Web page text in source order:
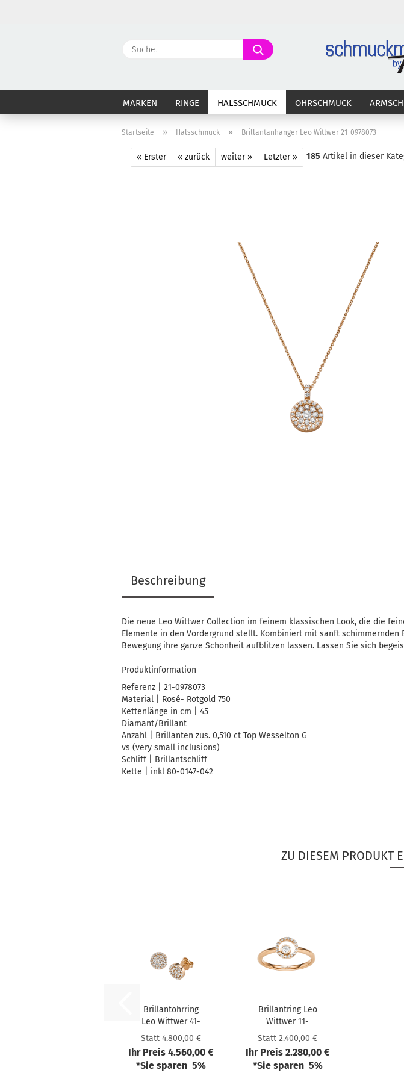
Suche...
MARKEN RINGE HALSSCHMUCK OHRSCHMUCK
Startseite » Halsschmuck » Brillantanhänger Leo Wittwer 21-0978073
« Erster « zurück weiter » Letzter » 185 Artikel in dieser
Beschreibung
Die neue Leo Wittwer Collection im feinem klassischen Look, die die
Elemente in den Vordergrund stellt. Kombiniert mit sanft
Bewegung ihre ganze Schönheit aufblitzen lassen. Lassen Sie sich
Produktinformation
Referenz | 21-0978073
Material | Rosé- Rotgold 750
Kettenlänge in cm | 45
Diamant/Brillant
Anzahl | Brillanten zus. 0,510 ct Top Wesselton G
vs (very small inclusions)
Schliff | Brillantschliff
Kette | inkl 80-0147-042
ZU DIESEM PRODUKT
Bril­lant­ohr­ring
Leo Witt­wer 41-​
0978073
Statt 4.800,00 €
Ihr Preis 4.560,00 €
*Sie sparen 5%
Bril­lant­ring Leo
Witt­wer 11-​
0955473
Statt 2.400,00 €
Ihr Preis 2.280,00 €
*Sie sparen 5%